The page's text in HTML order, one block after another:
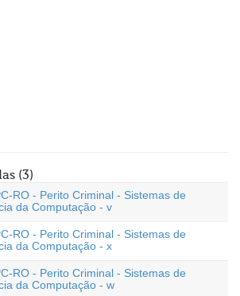
(3)
RO - Perito Criminal - Sistemas de
da Computação - v
RO - Perito Criminal - Sistemas de
da Computação - x
RO - Perito Criminal - Sistemas de
da Computação - w